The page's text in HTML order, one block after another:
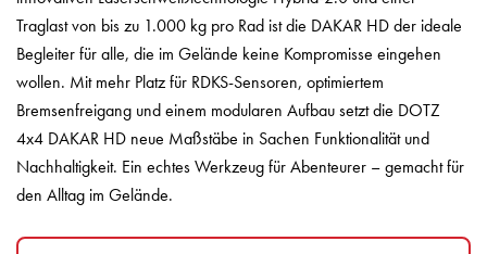
Traglast von bis zu 1.000 kg pro Rad ist die DAKAR HD der ideale
Begleiter für alle, die im Gelände keine Kompromisse eingehen
wollen. Mit mehr Platz für RDKS-Sensoren, optimiertem
Bremsenfreigang und einem modularen Aufbau setzt die DOTZ
4x4 DAKAR HD neue Maßstäbe in Sachen Funktionalität und
Nachhaltigkeit. Ein echtes Werkzeug für Abenteurer – gemacht für
den Alltag im Gelände.